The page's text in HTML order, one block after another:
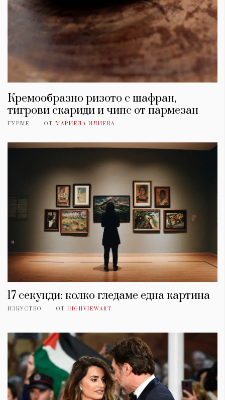
Кремообразно ризото с шафран,
тигрови скариди и чипс от пармезан
ГУРМЕ ОТ МАРИЕЛА ИЛИЕВА
17 секунди: колко гледаме една картина
ИЗКУСТВО ОТ HIGHVIEWART